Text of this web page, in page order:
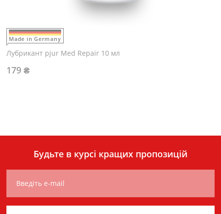
Made in Germany
Лубрикант pjur Med Repair 10 мл
179 ₴
Будьте в курсі кращих пропозицій
Введіть e-mail